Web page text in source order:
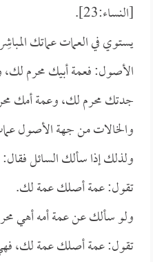
[النساء:23].
يستوي في العمات عماتك
الأصول: فعمة أبيك محرم
جدتك محرم لك، وعمة أمك
والخالات من جهة الأصول
ولذلك إذا سألك السائل
تقول: عمة أصلك عمة لك.
ولو سألك عن عمة أمه أهي
تقول: عمة أصلك عمة لك،